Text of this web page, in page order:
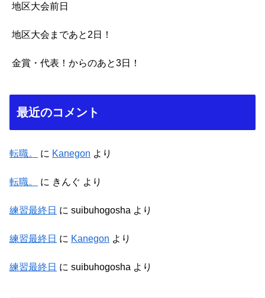
地区大会前日
地区大会まであと2日！
金賞・代表！からのあと3日！
最近のコメント
転職。 に Kanegon より
転職。 に きんぐ より
練習最終日 に suibuhogosha より
練習最終日 に Kanegon より
練習最終日 に suibuhogosha より